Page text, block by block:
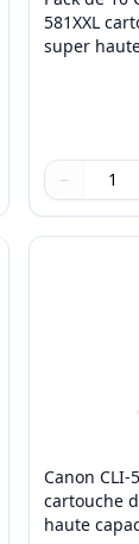
581XXL
super
Quantité
Utilisez les
−
Quantité
Canon CLI-
cartouche
haute